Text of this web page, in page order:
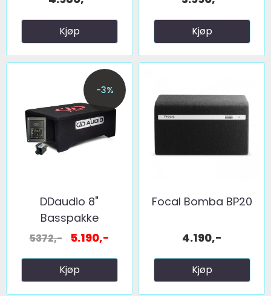
Kjøp Kjøp
-3%
DDaudio 8"
Basspakke
5372,- 5.190,-
Kjøp
Focal Bomba BP20
4.190,-
Kjøp